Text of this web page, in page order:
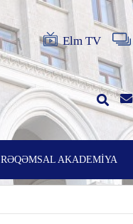
Elm TV
RƏQƏMSAL AKADEMİYA